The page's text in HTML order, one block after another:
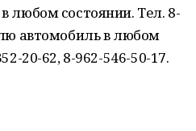
любом состоянии. Тел. 8-
автомобиль в любом
20-62, 8-962-546-50-17.